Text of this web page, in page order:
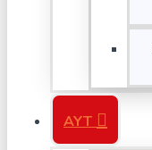
AYT